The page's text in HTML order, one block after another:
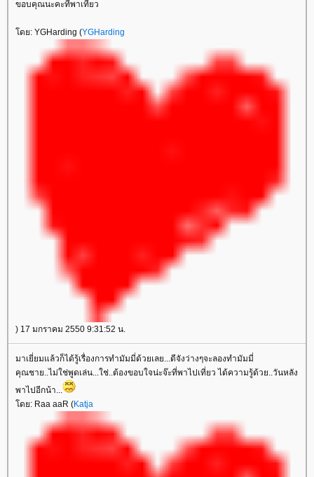
ขอบคุณนะคะที่พาเที่ยว
ดย: YGHarding (YGHarding
) 17 มกราคม 2550 9:31:52 น.
มาเยี่ยมแล้วก็ได้รู้เรื่องการทำมัมมี่ด้วยเลย...ดีจังว่างๆจะลองทำมัมมี่
คุณชาย..ไม่ใช่พูดเล่น...ใช่..ต้องขอบใจน่ะจ๊ะที่พาไปเที่ยว ได้ความรู้ด้วย..วันหลัง
พาไปอีกน้า...
ดย: Raa aaR (Katja